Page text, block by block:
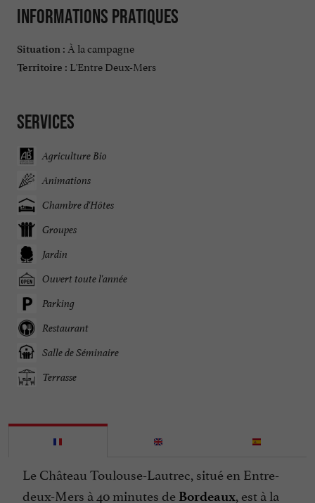
Informations pratiques
Situation : À la campagne
Territoire : L'Entre Deux-Mers
Services
Agriculture Bio
Animations
Chambre d'Hôtes
Groupes
Jardin
Ouvert toute l'année
Parking
Restaurant
Salle de Séminaire
Terrasse
Le Château Toulouse-Lautrec, situé en Entre-
deux-Mers à 40 minutes de Bordeaux, est à la